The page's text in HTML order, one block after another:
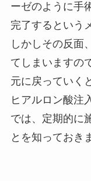
ーゼのように手
完了するという
しかしその反面
てしまいますの
元に戻っていく
ヒアルロン酸注
では、定期的に
とを知っておき